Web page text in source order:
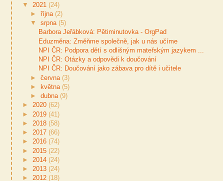
▼ 2021 (24)
► října (2)
▼ srpna (5)
Barbora Jeřábková: Pětiminutovka - OrgPad
Eduzměna: Změňme společně, jak u nás učíme
NPI ČR: Podpora dětí s odlišným mateřským jazykem ...
NPI ČR: Otázky a odpovědi k doučování
NPI ČR: Doučování jako zábava pro dítě i učitele
► června (3)
►
května (5)
► dubna (9)
►2020 (62)
► 2019 (41)
► 2018 (58)
►2017 (66)
►2016 (74)
► 2015 (22)
► 2014 (24)
►2013 (24)
►2012 (18)